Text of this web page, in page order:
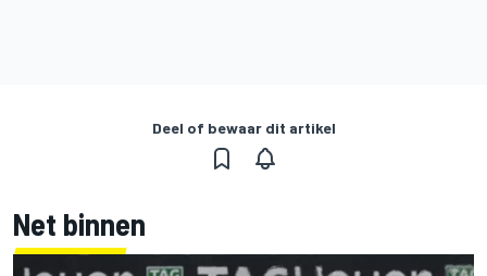
Deel of bewaar dit artikel
Net binnen